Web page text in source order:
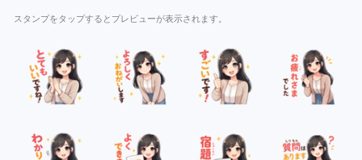
スタンプをタップするとプレビューが表示されます。